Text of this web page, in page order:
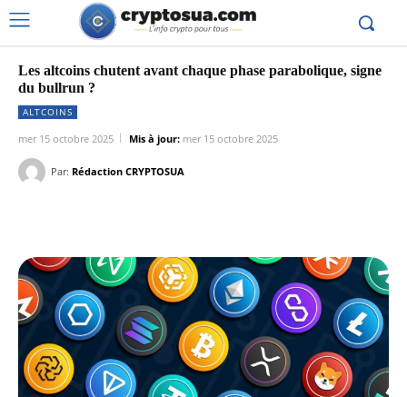
Les altcoins chutent avant chaque phase parabolique, signe
du bullrun ?
ALTCOINS
mer 15 octobre 2025 Mis à jour: mer 15 octobre 2025
Par: Rédaction CRYPTOSUA